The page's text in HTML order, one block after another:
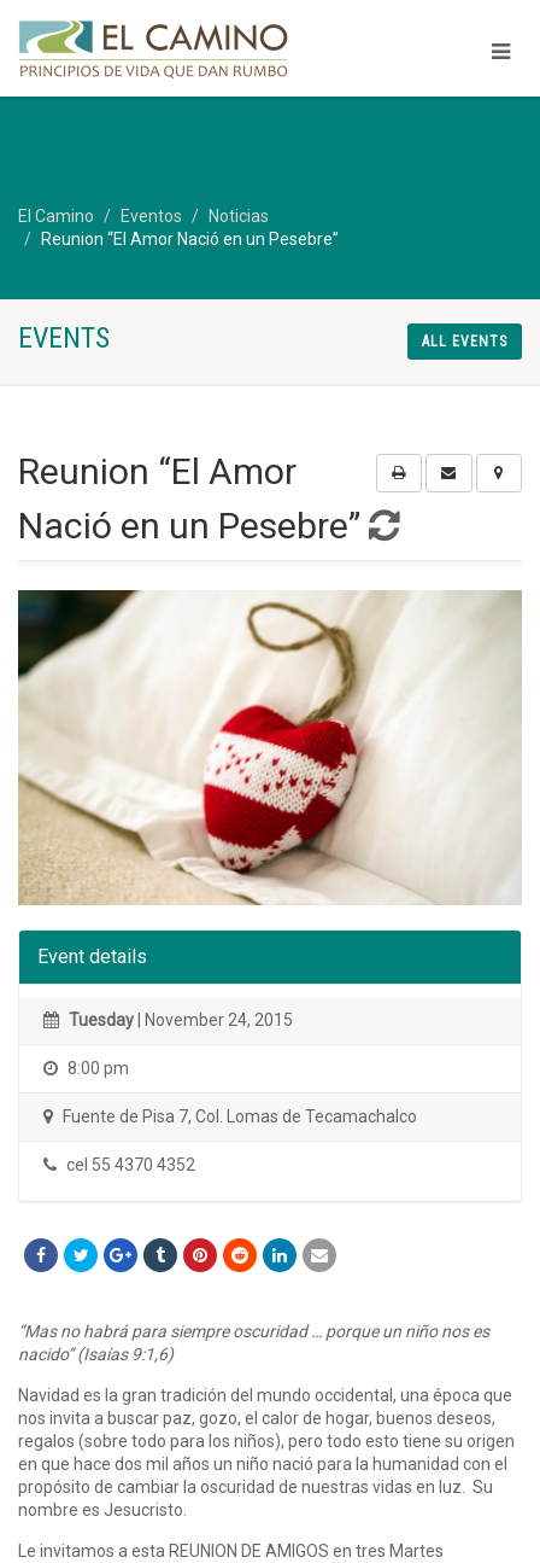
El Camino Eventos
Noticias
Reunion “El Amor Nació en un Pesebre”
EVENTS ALL EVENTS
Reunion “El Amor
Nació en un Pesebre”
Event details
Tuesday | November 24, 2015
8:00 pm
Fuente de Pisa 7, Col. Lomas de Tecamachalco
cel 55 4370 4352
“Mas no habrá para siempre oscuridad … porque un niño nos es
nacido” (Isaías 9:1,6)
Navidad es la gran tradición del mundo occidental, una época que
nos invita a buscar paz, gozo, el calor de hogar, buenos deseos,
regalos (sobre todo para los niños), pero todo esto tiene su origen
en que hace dos mil años un niño nació para la humanidad con el
propósito de cambiar la oscuridad de nuestras vidas en luz. Su
nombre es Jesucristo.
Le invitamos a esta REUNION DE AMIGOS en tres Martes